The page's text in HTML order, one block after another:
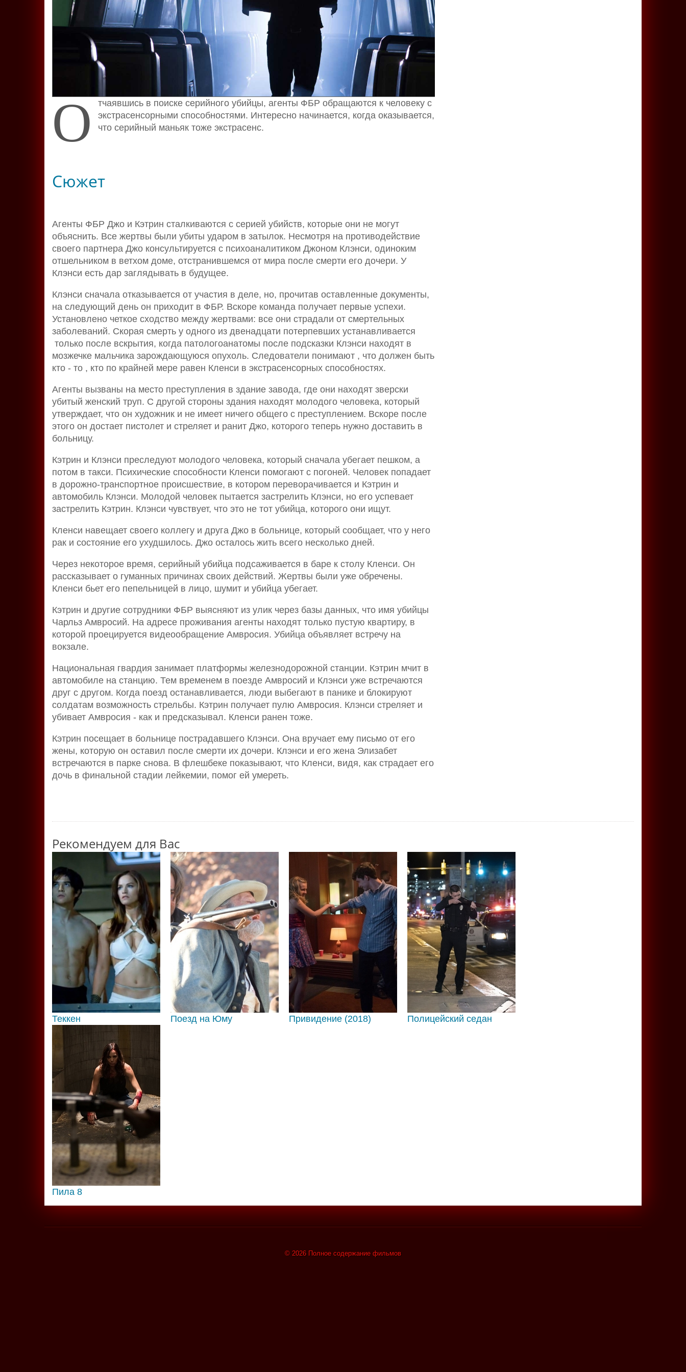
О тчаявшись в поиске серийного убийцы, агенты ФБР обращаются к человеку с
экстрасенсорными способностями. Интересно начинается, когда оказывается,
что серийный маньяк тоже экстрасенс.
Сюжет
Агенты ФБР Джо и Кэтрин сталкиваются с серией убийств, которые они не могут
объяснить. Все жертвы были убиты ударом в затылок. Несмотря на противодействие
своего партнера Джо консультируется с психоаналитиком Джоном Клэнси, одиноким
отшельником в ветхом доме, отстранившемся от мира после смерти его дочери. У
Клэнси есть дар заглядывать в будущее.
Клэнси сначала отказывается от участия в деле, но, прочитав оставленные документы,
на следующий день он приходит в ФБР. Вскоре команда получает первые успехи.
Установлено четкое сходство между жертвами: все они страдали от смертельных
заболеваний. Скорая смерть у одного из двенадцати потерпевших устанавливается
только после вскрытия, когда патологоанатомы после подсказки Клэнси находят в
мозжечке мальчика зарождающуюся опухоль. Следователи понимают , что должен быть
кто - то , кто по крайней мере равен Кленси в экстрасенсорных способностях.
Агенты вызваны на место преступления в здание завода, где они находят зверски
убитый женский труп. С другой стороны здания находят молодого человека, который
утверждает, что он художник и не имеет ничего общего с преступлением. Вскоре после
этого он достает пистолет и стреляет и ранит Джо, которого теперь нужно доставить в
больницу.
Кэтрин и Клэнси преследуют молодого человека, который сначала убегает пешком, а
потом в такси. Психические способности Кленси помогают с погоней. Человек попадает
в дорожно-транспортное происшествие, в котором переворачивается и Кэтрин и
автомобиль Клэнси. Молодой человек пытается застрелить Клэнси, но его успевает
застрелить Кэтрин. Клэнси чувствует, что это не тот убийца, которого они ищут.
Кленси навещает своего коллегу и друга Джо в больнице, который сообщает, что у него
рак и состояние его ухудшилось. Джо осталось жить всего несколько дней.
Через некоторое время, серийный убийца подсаживается в баре к столу Кленси. Он
рассказывает о гуманных причинах своих действий. Жертвы были уже обречены.
Кленси бьет его пепельницей в лицо, шумит и убийца убегает.
Кэтрин и другие сотрудники ФБР выясняют из улик через базы данных, что имя убийцы
Чарльз Амвросий. На адресе проживания агенты находят только пустую квартиру, в
которой проецируется видеообращение Амвросия. Убийца объявляет встречу на
вокзале.
Национальная гвардия занимает платформы железнодорожной станции. Кэтрин мчит в
автомобиле на станцию. Тем временем в поезде Амвросий и Клэнси уже встречаются
друг с другом. Когда поезд останавливается, люди выбегают в панике и блокируют
солдатам возможность стрельбы. Кэтрин получает пулю Амвросия. Клэнси стреляет и
убивает Амвросия - как и предсказывал. Кленси ранен тоже.
Кэтрин посещает в больнице пострадавшего Клэнси. Она вручает ему письмо от его
жены, которую он оставил после смерти их дочери. Клэнси и его жена Элизабет
встречаются в парке снова. В флешбеке показывают, что Кленси, видя, как страдает его
дочь в финальной стадии лейкемии, помог ей умереть.
Рекомендуем для Вас
Теккен Поезд на Юму Привидение (2018) Полицейский седан
Пила 8
© 2026 Полное содержание фильмов